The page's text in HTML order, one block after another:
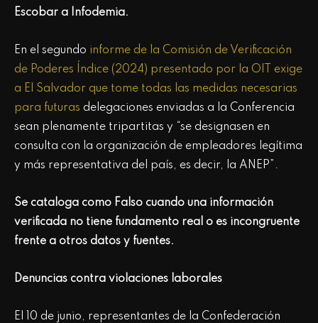
Escobar a Infodemia.
En el segundo informe de la Comisión de Verificación
de Poderes Índice (2024) presentado por la OIT exige
a El Salvador que tome todas las medidas necesarias
para futuras delegaciones enviadas a la Conferencia
sean plenamente tripartitas y “se designasen en
consulta con la organización de empleadores legítima
y más representativa del país, es decir, la ANEP”.
Se cataloga como Falso cuando una información
verificada no tiene fundamento real o es incongruente
frente a otros datos y fuentes.
Denuncias contra violaciones laborales
El 10 de junio, representantes de la Confederación